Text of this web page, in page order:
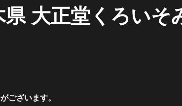
大正堂くろいそ
ございます。